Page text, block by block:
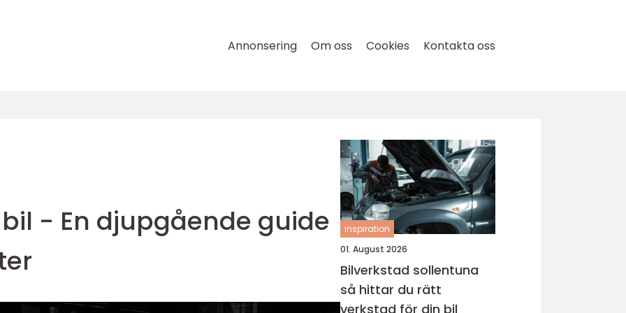
Annonsering Om oss Cookies Kontakta oss
- En djupgående guide
inspiration
01. August 2026
Bilverkstad sollentuna
så hittar du rätt
verkstad för din bil